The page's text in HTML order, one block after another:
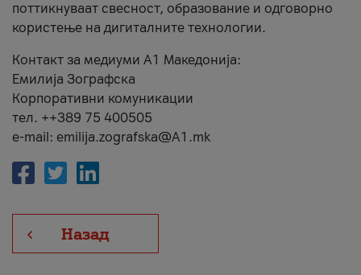
поттикнуваат свесност, образование и одговорно
користење на дигиталните технологии.
Контакт за медиуми А1 Македонија:
Емилија Зографска
Корпоративни комуникации
тел. ++389 75 400505
e-mail: emilija.zografska@A1.mk
Назад